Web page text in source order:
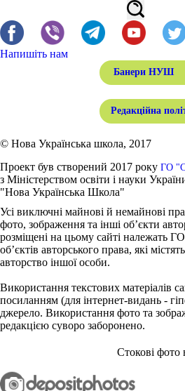
Напишіть нам
Банери НУШ
Редакційна
© Нова Українська школа, 2017
Проект був створений 2017 року ГО
з Міністерством освіти і науки
"Нова Українська Школа"
Усі виключні майнові й немайнові
фото, зображення та інші об’єкти
розміщені на цьому сайті належать
об’єктів авторського права, які
авторство іншої особи.
Використання текстових матеріалів
посиланням (для інтернет-видань -
джерело. Використання фото та
редакцією суворо заборонено.
Стокові фото